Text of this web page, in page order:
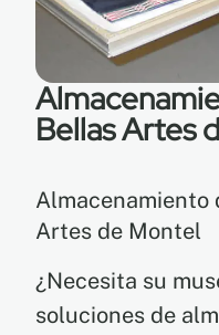
Bellas Artes
Almacenamiento
Artes de Montel
¿Necesita su
soluciones de